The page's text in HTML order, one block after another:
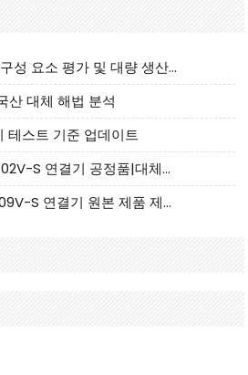
CNC Tech 국산 케이블 구성 요소 평가 및 대량 생산 적합성 가이드
산 대체 해법 분석
테스트 기준 업데이트
JST 연결기- JST NSHR-02V-S 연결기 공정품|대체품 제공
JST 연결기 - JST GHR-09V-S 연결기 원본 제품 제공 | 대체품 제공